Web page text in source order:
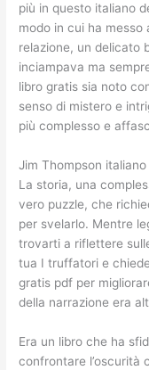
più in questo italiano
modo in cui ha messo
relazione, un delicato
inciampava ma
libro gratis sia noto
senso di mistero e
più complesso e
Jim Thompson italiano
La storia, una
vero puzzle, che
per svelarlo. Mentre
trovarti a riflettere
tua I truffatori e
gratis pdf per
della narrazione era
Era un libro che ha
confrontare l’oscurità